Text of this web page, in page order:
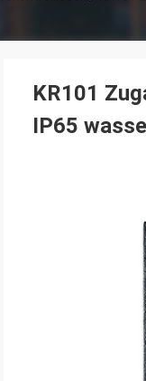
KR101
IP65